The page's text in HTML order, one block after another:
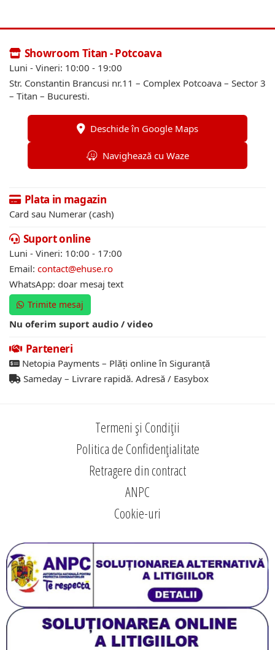
Showroom Titan - Potcoava
Luni - Vineri: 10:00 - 19:00
Str. Constantin Brancusi nr.11 – Complex Potcoava – Sector 3
– Titan – Bucuresti.
Deschide în Google Maps
Navighează cu Waze
Plata in magazin
Card sau Numerar (cash)
Suport online
Luni - Vineri: 10:00 - 17:00
Email: contact@ehuse.ro
WhatsApp: doar mesaj text
Trimite mesaj
Nu oferim suport audio / video
Parteneri
Netopia Payments – Plăți online în Siguranță
Sameday – Livrare rapidă. Adresă / Easybox
Termeni și Condiții
Politica de Confidențialitate
Retragere din contract
ANPC
Cookie-uri